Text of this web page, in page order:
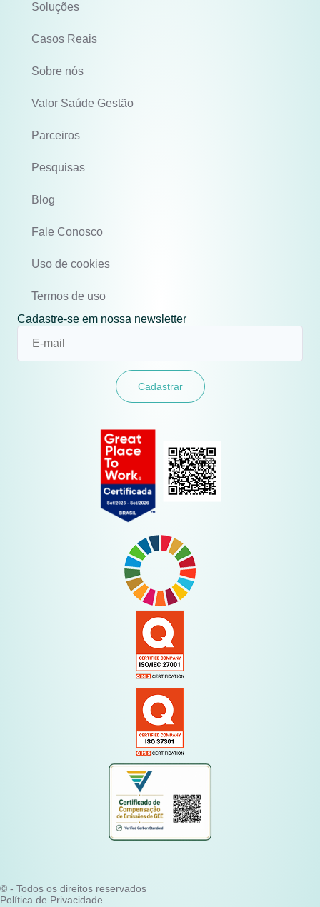
Soluções
Casos Reais
Sobre nós
Valor Saúde Gestão
Parceiros
Pesquisas
Blog
Fale Conosco
Uso de cookies
Termos de uso
Cadastre-se em nossa newsletter
Cadastrar
© - Todos os direitos reservados
Política de Privacidade